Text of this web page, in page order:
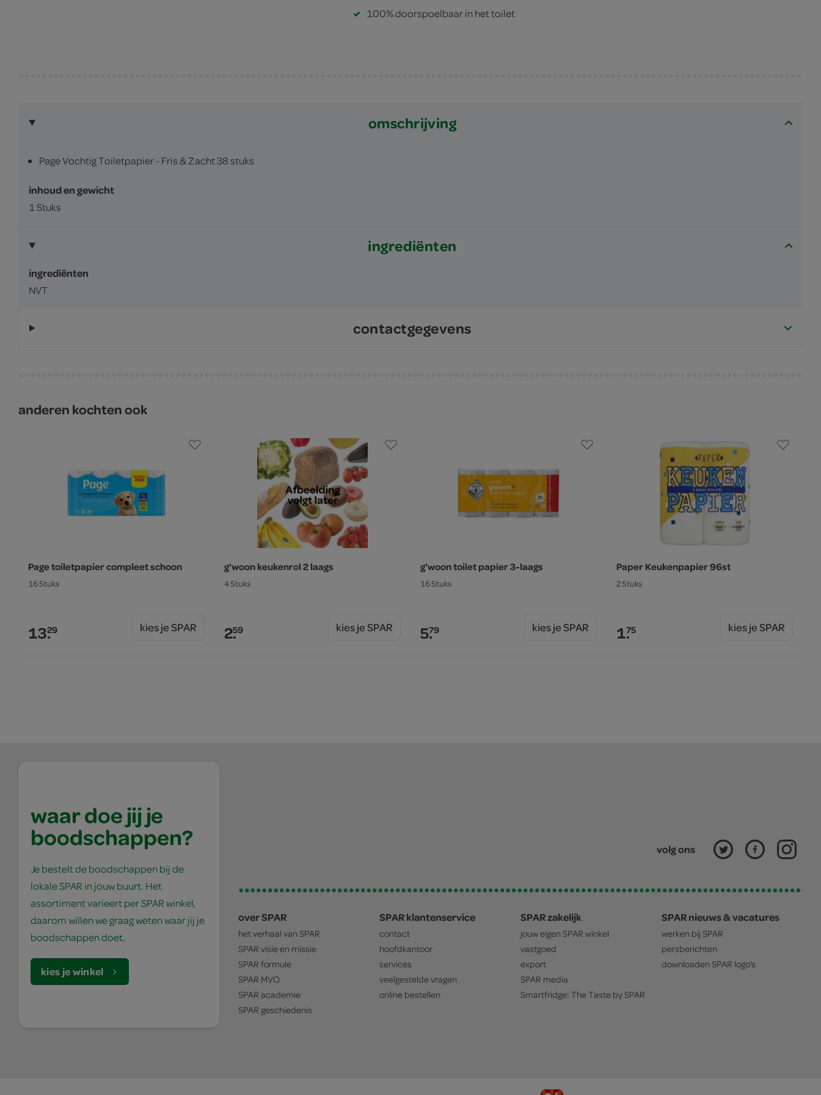
100% doorspoelbaar in het toilet
omschrijving
Page Vochtig Toiletpapier - Fris & Zacht 38 stuks
inhoud en gewicht
1 Stuks
ingrediënten
ingrediënten
NVT
contactgegevens
anderen kochten ook
Page toiletpapier compleet schoon
16 Stuks
13.29 kies je SPAR
g'woon keukenrol 2 laags
4 Stuks
2.59 kies je SPAR
g'woon toilet papier 3-laags
16 Stuks
5.79 kies je SPAR
Paper Keukenpapier 96st
2 Stuks
1.75 kies je SPAR
waar doe jij je
boodschappen?
Je bestelt de boodschappen bij de
lokale SPAR in jouw buurt. Het
assortiment varieert per SPAR winkel,
daarom willen we graag weten waar jij je
boodschappen doet.
kies je winkel
volg ons
over SPAR
het verhaal van SPAR
SPAR visie en missie
SPAR formule
SPAR MVO
SPAR academie
SPAR geschiedenis
SPAR klantenservice
contact
hoofdkantoor
services
veelgestelde vragen
online bestellen
SPAR zakelijk
jouw eigen SPAR winkel
vastgoed
export
SPAR media
Smartfridge: The Taste bySPAR
SPAR nieuws & vacatures
werken bij SPAR
persberichten
downloaden SPAR logo's